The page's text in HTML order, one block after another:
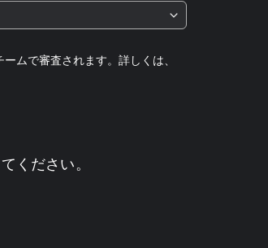
ムで審査されます。詳しくは、
ください。